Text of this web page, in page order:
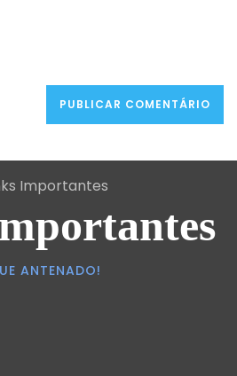
ANTENADO!